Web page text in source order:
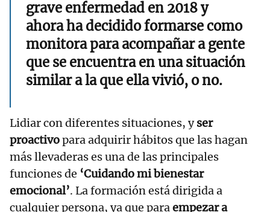
grave enfermedad en 2018 y
ahora ha decidido formarse como
monitora para acompañar a gente
que se encuentra en una situación
similar a la que ella vivió, o no.
Lidiar con diferentes situaciones, yser
proactivopara adquirir hábitos que las hagan
más llevaderas es una de las principales
funciones de ‘Cuidando mi bienestar
emocional’. La formación está dirigida a
cualquier persona, ya que paraempezar a